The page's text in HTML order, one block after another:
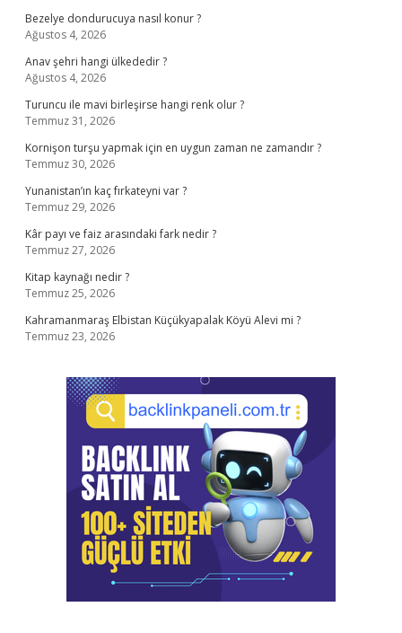
Bezelye dondurucuya nasıl konur ?
Ağustos 4, 2026
Anav şehri hangi ülkededir ?
Ağustos 4, 2026
Turuncu ile mavi birleşirse hangi renk olur ?
Temmuz 31, 2026
Kornişon turşu yapmak için en uygun zaman ne zamandır ?
Temmuz 30, 2026
Yunanistan’ın kaç fırkateyni var ?
Temmuz 29, 2026
Kâr payı ve faiz arasındaki fark nedir ?
Temmuz 27, 2026
Kitap kaynağı nedir ?
Temmuz 25, 2026
Kahramanmaraş Elbistan Küçükyapalak Köyü Alevi mi ?
Temmuz 23, 2026